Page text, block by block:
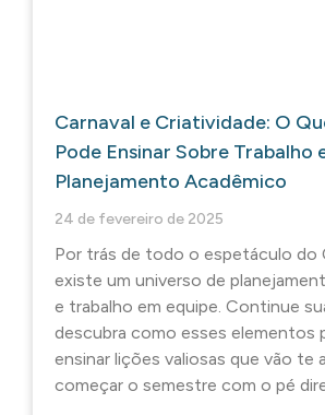
Carnaval e Criatividade: O
Pode Ensinar Sobre Trabalho
Planejamento Acadêmico
24 de fevereiro de 2025
Por trás de todo o espetáculo do
existe um universo de
e trabalho em equipe. Continue
descubra como esses elementos
ensinar lições valiosas que vão te
começar o semestre com o pé